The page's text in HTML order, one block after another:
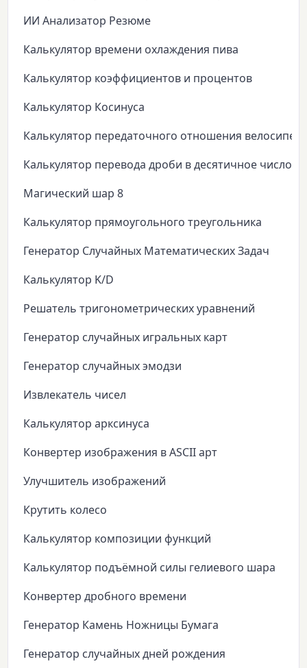
ИИ Анализатор Резюме
Калькулятор времени охлаждения пива
Калькулятор коэффициентов и процентов
Калькулятор Косинуса
Калькулятор передаточного отношения
Калькулятор перевода дроби в десятичное число
Магический шар 8
Калькулятор прямоугольного треугольника
Генератор Случайных Математических Задач
Калькулятор K/D
Решатель тригонометрических уравнений
Генератор случайных игральных карт
Генератор случайных эмодзи
Извлекатель чисел
Калькулятор арксинуса
Конвертер изображения в ASCII арт
Улучшитель изображений
Крутить колесо
Калькулятор композиции функций
Калькулятор подъёмной силы гелиевого шара
Конвертер дробного времени
Генератор Камень Ножницы Бумага
Генератор случайных дней рождения